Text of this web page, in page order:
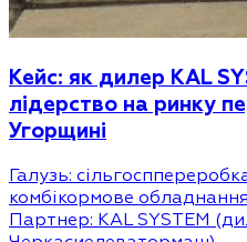
Кейс: як дилер KAL
лідерство на ринку
Угорщині
Галузь:
комбікормове
Партнер: KAL SYSTEM